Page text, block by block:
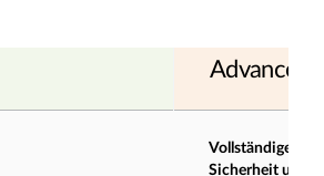
Advanced
Vollständiger
Sicherheit und